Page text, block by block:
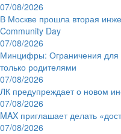
07/08/2026
В Москве прошла вторая
Community Day
07/08/2026
Минцифры: Ограничения для
только родителями
07/08/2026
ЛК предупреждает о новом
07/08/2026
MAX приглашает делать
07/08/2026